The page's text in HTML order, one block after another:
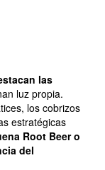
las
luz propia.
los cobrizos
estratégicas
Root Beer o
del